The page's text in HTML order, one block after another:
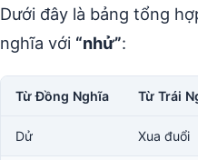
Dưới đây là bảng tổng
nghĩa với “nhử”:
Từ Đồng Nghĩa Từ Trái
Dử Xua đuổi